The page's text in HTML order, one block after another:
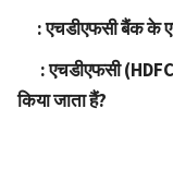
: एचडीएफसी बैंक के
: एचडीएफसी
किया जाता हैं?